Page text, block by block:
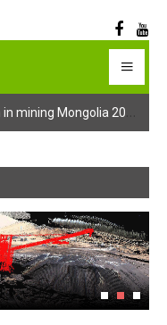
Digitalization in mining Mongolia 2025 арга хэмжээний бүртгэл эхэллээ